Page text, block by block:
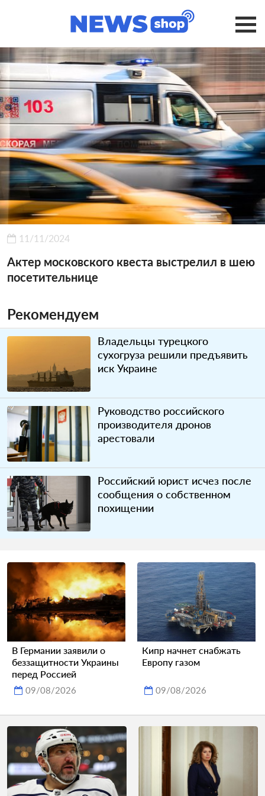
11/11/2024
Актер московского квеста выстрелил в шею
посетительнице
Рекомендуем
Владельцы турецкого
сухогруза решили предъявить
иск Украине
Руководство российского
производителя дронов
арестовали
Российский юрист исчез после
сообщения о собственном
похищении
В Германии заявили о
беззащитности Украины
перед Россией
09/08/2026
Кипр начнет снабжать
Европу газом
09/08/2026